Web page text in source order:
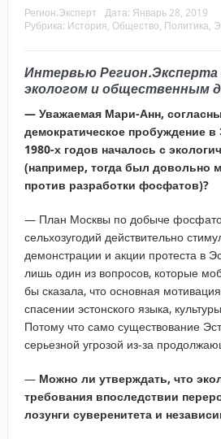
Регион.Эксперт Дата: Январь 28, 2019
Рубрика: История Общество Политика
Интервью Регион.Эксперта
экологом и общественным
— Уважаемая Мари-Анн,
демократическое пробуждение в
1980-х годов началось с
(например, тогда был довольно
против разработки фосфатов)?
— План Москвы по добыче
сельхозугодий действительно
демонстрации и акции протеста в
лишь один из вопросов, которые
бы сказала, что основная
спасении эстонского языка,
Потому что само существование
серьезной угрозой из-за
— Можно ли утверждать, что
требования впоследствии
лозунги суверенитета и